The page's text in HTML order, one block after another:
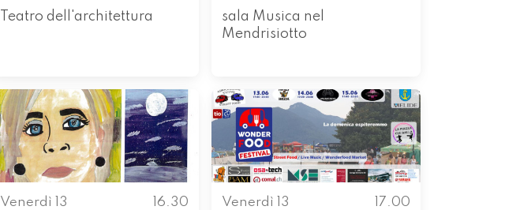
Teatro dell'architettura
sala Musica nel
Mendrisiotto
Venerdì 13
16.30
Venerdì 13
17.00